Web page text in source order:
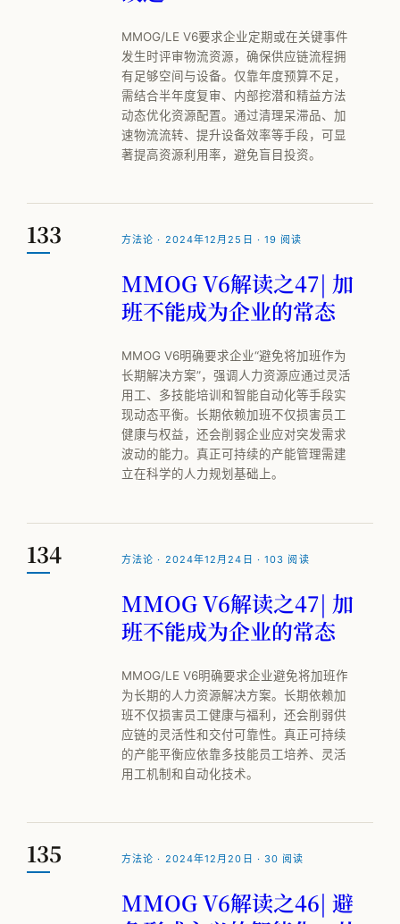
MMOG/LE V6要求企业定期或在关键事件
发生时评审物流资源，确保供应链流程拥
有足够空间与设备。仅靠年度预算不足，
需结合半年度复审、内部挖潜和精益方法
动态优化资源配置。通过清理呆滞品、加
速物流流转、提升设备效率等手段，可显
著提高资源利用率，避免盲目投资。
133 方法论 · 2024年12月25日 · 19 阅读
MMOG V6解读之47| 加
班不能成为企业的常态
MMOG V6明确要求企业“避免将加班作为
长期解决方案”，强调人力资源应通过灵活
用工、多技能培训和智能自动化等手段实
现动态平衡。长期依赖加班不仅损害员工
健康与权益，还会削弱企业应对突发需求
波动的能力。真正可持续的产能管理需建
立在科学的人力规划基础上。
134 方法论 · 2024年12月24日 · 103 阅读
MMOG V6解读之47| 加
班不能成为企业的常态
MMOG/LE V6明确要求企业避免将加班作
为长期的人力资源解决方案。长期依赖加
班不仅损害员工健康与福利，还会削弱供
应链的灵活性和交付可靠性。真正可持续
的产能平衡应依靠多技能员工培养、灵活
用工机制和自动化技术。
135 方法论 · 2024年12月20日 · 30 阅读
MMOG V6解读之46| 避